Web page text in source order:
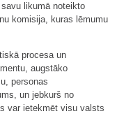
likumā noteikto
komisija, kuras lēmumu
procesa un
augstāko
personas
un jebkurš no
var ietekmēt visu valsts